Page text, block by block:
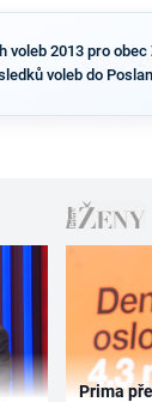
voleb 2013 pro
voleb do
Prima